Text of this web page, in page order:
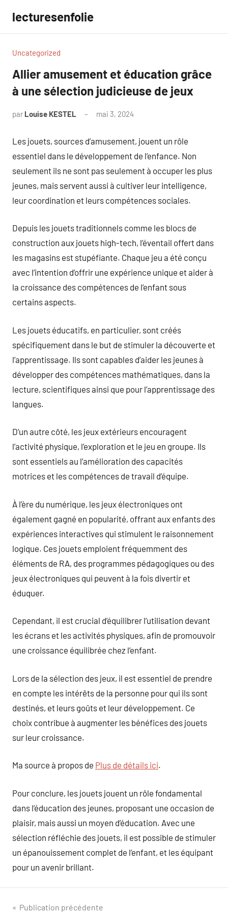
contenu
lecturesenfolie
Uncategorized
Allier amusement et éducation grâce
à une sélection judicieuse de jeux
par Louise KESTEL mai 3, 2024
Les jouets, sources d’amusement, jouent un rôle
essentiel dans le développement de l’enfance. Non
seulement ils ne sont pas seulement à occuper les plus
jeunes, mais servent aussi à cultiver leur intelligence,
leur coordination et leurs compétences sociales.
Depuis les jouets traditionnels comme les blocs de
construction aux jouets high-tech, l’éventail offert dans
les magasins est stupéfiante. Chaque jeu a été conçu
avec l’intention d’offrir une expérience unique et aider à
la croissance des compétences de l’enfant sous
certains aspects.
Les jouets éducatifs, en particulier, sont créés
spécifiquement dans le but de stimuler la découverte et
l’apprentissage. Ils sont capables d’aider les jeunes à
développer des compétences mathématiques, dans la
lecture, scientifiques ainsi que pour l’apprentissage des
langues.
D’un autre côté, les jeux extérieurs encouragent
l’activité physique, l’exploration et le jeu en groupe. Ils
sont essentiels au l’amélioration des capacités
motrices et les compétences de travail d’équipe.
À l’ère du numérique, les jeux électroniques ont
également gagné en popularité, offrant aux enfants des
expériences interactives qui stimulent le raisonnement
logique. Ces jouets emploient fréquemment des
éléments de RA, des programmes pédagogiques ou des
jeux électroniques qui peuvent à la fois divertir et
éduquer.
Cependant, il est crucial d’équilibrer l’utilisation devant
les écrans et les activités physiques, afin de promouvoir
une croissance équilibrée chez l’enfant.
Lors de la sélection des jeux, il est essentiel de prendre
en compte les intérêts de la personne pour qui ils sont
destinés, et leurs goûts et leur développement. Ce
choix contribue à augmenter les bénéfices des jouets
sur leur croissance.
Ma source à propos de Plus de détails ici.
Pour conclure, les jouets jouent un rôle fondamental
dans l’éducation des jeunes, proposant une occasion de
plaisir, mais aussi un moyen d’éducation. Avec une
sélection réfléchie des jouets, il est possible de stimuler
un épanouissement complet de l’enfant, et les équipant
pour un avenir brillant.
Navigation
Publication précédente